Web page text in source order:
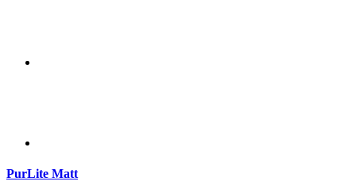
PurLite Matt